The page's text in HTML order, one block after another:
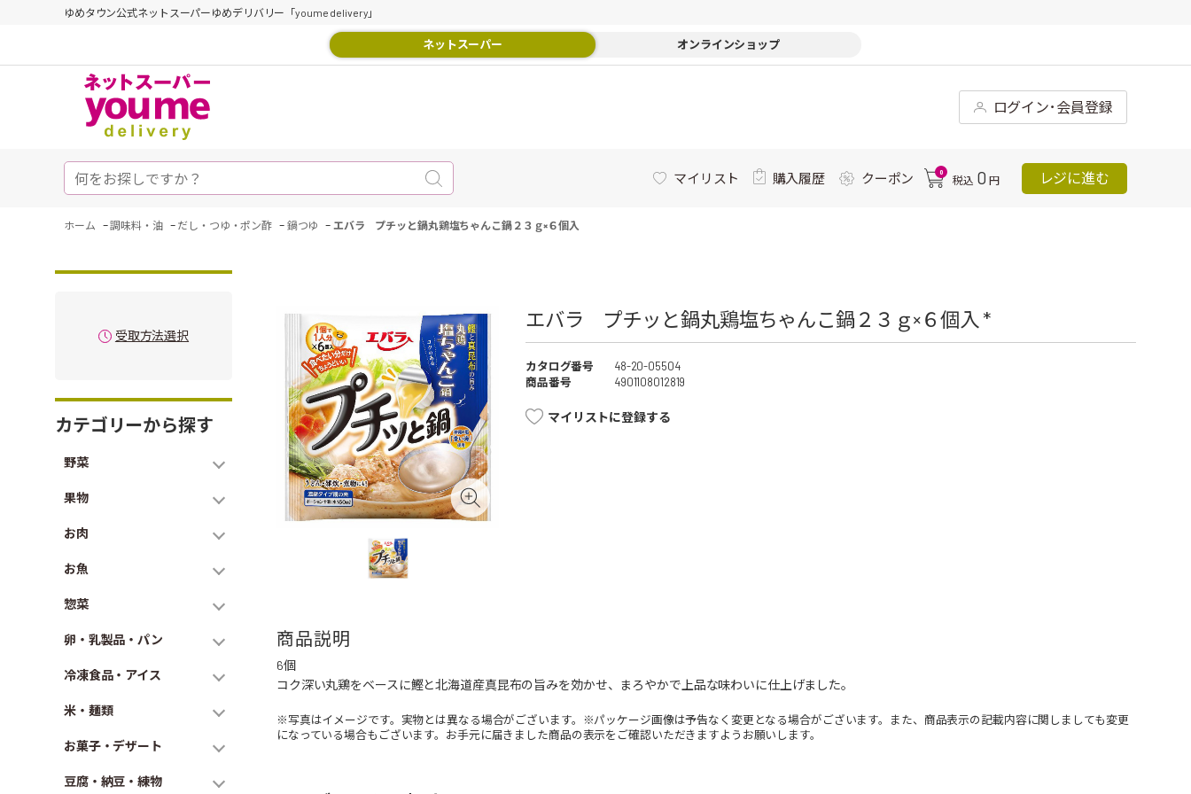
ゆめタウン公式ネットスーパーゆめデリバリー「youme delivery」
ネットスーパー オンラインショップ
ログイン･会員登録
マイリスト 購入履歴 クーポン 0
税込 0 円 レジに進む
ホーム -調味料・油 - だし・つゆ・ポン酢 - 鍋つゆ - エバラ プチッと鍋丸鶏塩ちゃんこ鍋２３ｇ×６個入
受取方法選択
カテゴリーから探す
野菜
果物
お肉
お魚
惣菜
卵・乳製品・パン
冷凍食品・アイス
米・麺類
お菓子・デザート
豆腐・納豆・練物
エバラ プチッと鍋丸鶏塩ちゃんこ鍋２３ｇ×６個入 *
カタログ番号
48-20-05504
商品番号
4901108012819
マイリストに登録する
商品説明
6個
コク深い丸鶏をベースに鰹と北海道産真昆布の旨みを効かせ、まろやかで上品な味わいに仕上げました。
※写真はイメージです。実物とは異なる場合がございます。※パッケージ画像は予告なく変更となる場合がございます。また、商品表示の記載内容に関しましても変更
になっている場合もございます。お手元に届きました商品の表示をご確認いただきますようお願いします。